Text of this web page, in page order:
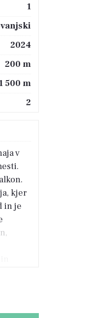
1
2024
200 m
500 m
2
v
kjer
in je